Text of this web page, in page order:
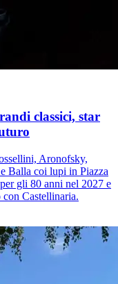
classici, star
Aronofsky,
Balla coi lupi in Piazza
gli 80 anni nel 2027 e
Castellinaria.